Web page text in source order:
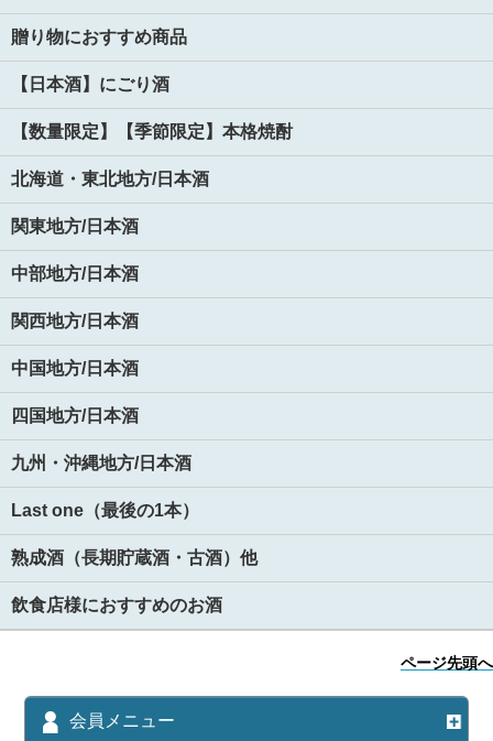
贈り物におすすめ商品
【日本酒】にごり酒
【数量限定】【季節限定】本格焼酎
北海道・東北地方/日本酒
関東地方/日本酒
中部地方/日本酒
関西地方/日本酒
中国地方/日本酒
四国地方/日本酒
九州・沖縄地方/日本酒
Last one（最後の1本）
熟成酒（長期貯蔵酒・古酒）他
飲食店様におすすめのお酒
ページ先頭へ
会員メニュー